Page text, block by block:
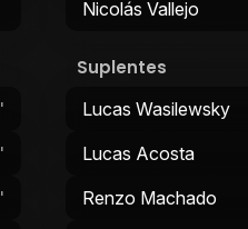
Nicolás Vallejo
Suplentes
Lucas Wasilewsky
Lucas Acosta
Renzo Machado